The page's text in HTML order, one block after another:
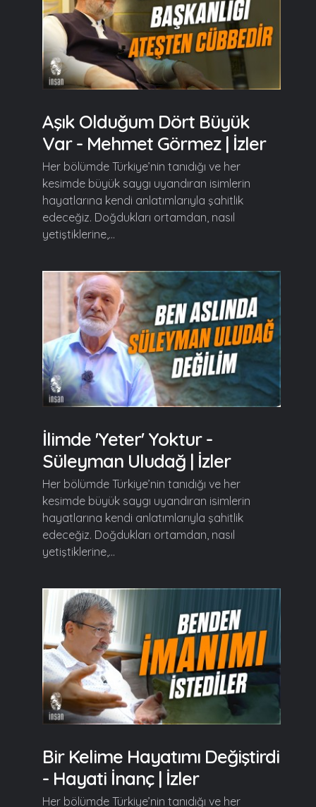
Aşık Olduğum Dört Büyük
Var - Mehmet Görmez | İzler
Her bölümde Türkiye’nin tanıdığı ve her
kesimde büyük saygı uyandıran isimlerin
hayatlarına kendi anlatımlarıyla şahitlik
edeceğiz. Doğdukları ortamdan, nasıl
yetiştiklerine,...
İlimde 'Yeter' Yoktur -
Süleyman Uludağ | İzler
Her bölümde Türkiye’nin tanıdığı ve her
kesimde büyük saygı uyandıran isimlerin
hayatlarına kendi anlatımlarıyla şahitlik
edeceğiz. Doğdukları ortamdan, nasıl
yetiştiklerine,...
Bir Kelime Hayatımı Değiştirdi
- Hayati İnanç | İzler
Her bölümde Türkiye’nin tanıdığı ve her